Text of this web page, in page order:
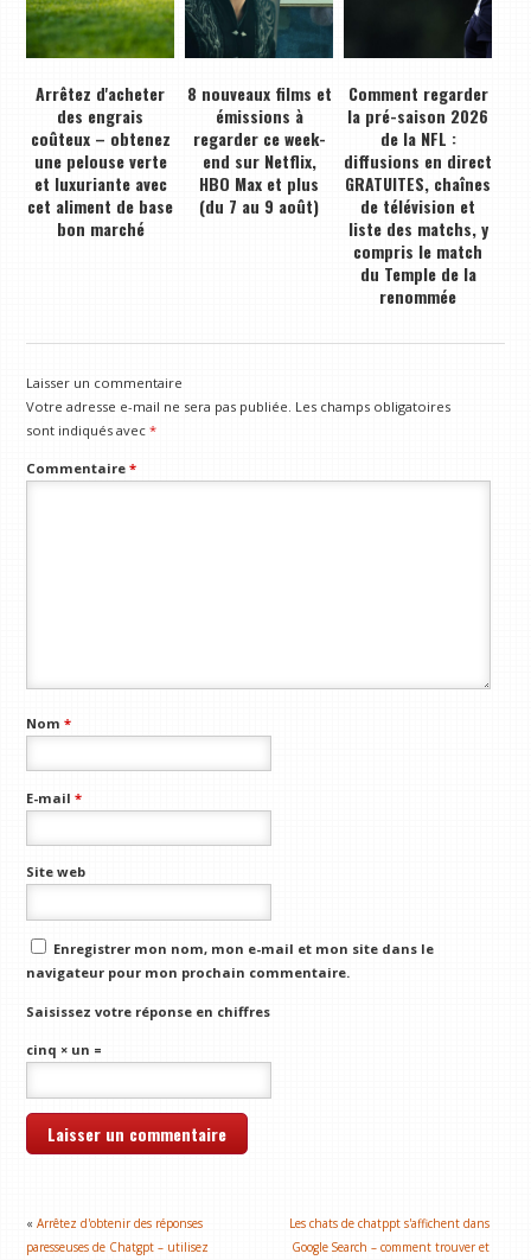
Arrêtez d'acheter
des engrais
coûteux – obtenez
une pelouse verte
et luxuriante avec
cet aliment de base
bon marché
8 nouveaux films et
émissions à
regarder ce week-
end sur Netflix,
HBO Max et plus
(du 7 au 9 août)
Comment regarder
la pré-saison 2026
de la NFL :
diffusions en direct
GRATUITES, chaînes
de télévision et
liste des matchs, y
compris le match
du Temple de la
renommée
Laisser un commentaire
Votre adresse e-mail ne sera pas publiée. Les champs obligatoires
sont indiqués avec*
Commentaire*
Nom*
E-mail*
Site web
Enregistrer mon nom, mon e-mail et mon site dans le
navigateur pour mon prochain commentaire.
Saisissez votre réponse en chiffres
cinq × un =
«Arrêtez d'obtenir des réponses
paresseuses de Chatgpt – utilisez
Les chats de chatppt s'affichent dans
Google Search – comment trouver et